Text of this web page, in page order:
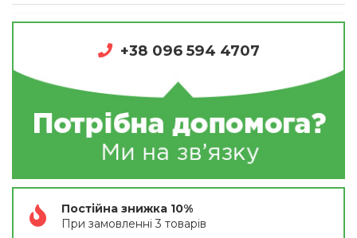
+38 096 594 4707
Постійна знижка 10%
При замовленні 3 товарів